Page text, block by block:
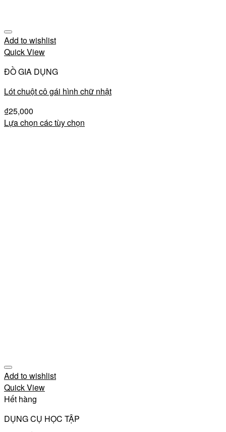
Add to wishlist
Quick View
ĐỒ GIA DỤNG
Lót chuột cô gái hình chữ nhật
₫25,000
Lựa chọn các tùy chọn
Add to wishlist
Quick View
Hết hàng
DỤNG CỤ HỌC TẬP